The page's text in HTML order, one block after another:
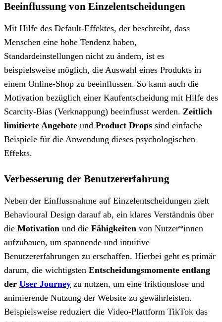
Beeinflussung von Einzelentscheidungen
Mit Hilfe des Default-Effektes, der beschreibt, dass
Menschen eine hohe Tendenz haben,
Standardeinstellungen nicht zu ändern, ist es
beispielsweise möglich, die Auswahl eines Produkts in
einem Online-Shop zu beeinflussen. So kann auch die
Motivation bezüglich einer Kaufentscheidung mit Hilfe des
Scarcity-Bias (Verknappung) beeinflusst werden. Zeitlich
limitierte Angebote und Product Drops sind einfache
Beispiele für die Anwendung dieses psychologischen
Effekts.
Verbesserung der Benutzererfahrung
Neben der Einflussnahme auf Einzelentscheidungen zielt
Behavioural Design darauf ab, ein klares Verständnis über
die Motivation und die Fähigkeiten von Nutzer*innen
aufzubauen, um spannende und intuitive
Benutzererfahrungen zu erschaffen. Hierbei geht es primär
darum, die wichtigsten Entscheidungsmomente entlang
der User Journey zu nutzen, um eine friktionslose und
animierende Nutzung der Website zu gewährleisten.
Beispielsweise reduziert die Video-Plattform TikTok das